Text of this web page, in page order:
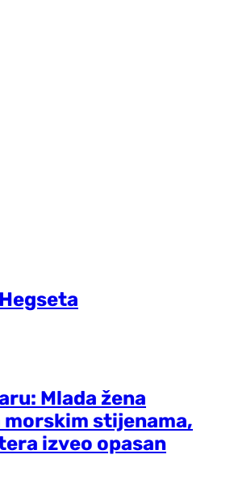
Mlada žena
morskim stijenama,
izveo opasan